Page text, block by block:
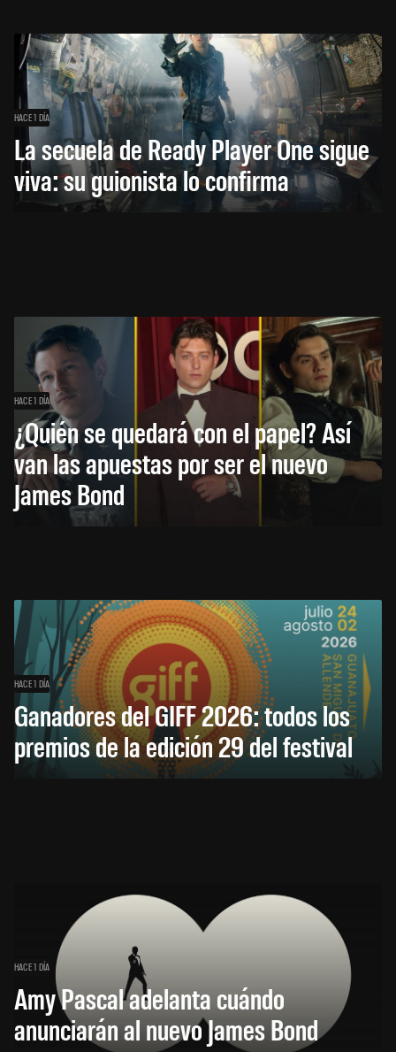
HACE 1 DÍA
La secuela de Ready Player One sigue
viva: su guionista lo confirma
HACE 1 DÍA
¿Quién se quedará con el papel? Así
van las apuestas por ser el nuevo
James Bond
HACE 1 DÍA
Ganadores del GIFF 2026: todos los
premios de la edición 29 del festival
HACE 1 DÍA
Amy Pascal adelanta cuándo
anunciarán al nuevo James Bond